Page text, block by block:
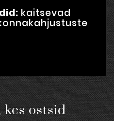
kaitsevad
ostsid